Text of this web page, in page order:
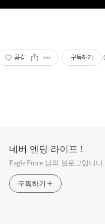
공감 구독하기
네버 엔딩 라이프 !
Eagle Force 님의 블로그입니다.
구독하기